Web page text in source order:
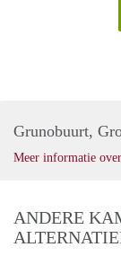
Grunobuurt,
Meer informatie
ANDERE